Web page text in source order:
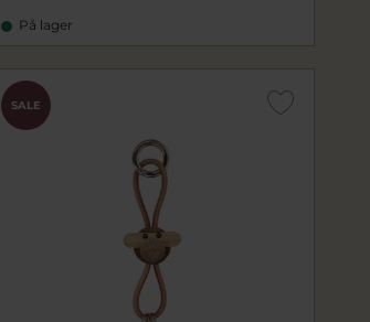
På lager
SALE